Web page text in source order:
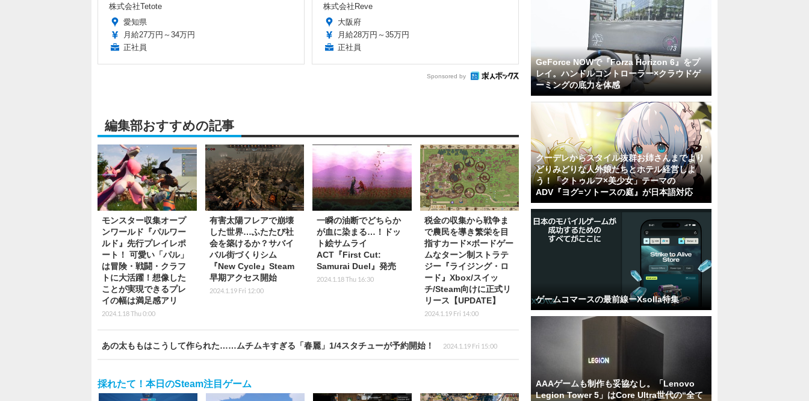
株式会社Tetote
愛知県
月給27万円～34万円
正社員
株式会社Reve
大阪府
月給28万円～35万円
正社員
Sponsored by
編集部おすすめの記事
モンスター収集オープ
ンワールド『パルワー
ルド』先行プレイレポ
ート！ 可愛い「パル」
は冒険・戦闘・クラフ
トに大活躍！想像した
ことが実現できるプレ
イの幅は満足感アリ
2024.1.18 Thu 0:00
有害太陽フレアで崩壊
した世界…ふたたび社
会を築けるか？サバイ
バル街づくりシム
『New Cycle』Steam
早期アクセス開始
2024.1.19 Fri 12:00
一瞬の油断でどちらか
が血に染まる…！ドッ
ト絵サムライ
ACT『First Cut:
Samurai Duel』発売
2024.1.18 Thu 16:30
税金の収集から戦争ま
で農民を導き繁栄を目
指すカード×ボードゲー
ムなターン制ストラテ
ジー『ライジング・ロ
ード』Xbox/スイッ
チ/Steam向けに正式リ
リース【UPDATE】
2024.1.19 Fri 14:00
あの太ももはこうして作られた……ムチムキすぎる「春麗」1/4スタチューが予約開始！ 2024.1.19 Fri 15:00
採れたて！本日のSteam注目ゲーム
GeForce NOWで『Forza Horizon 6』をプ
レイ。ハンドルコントローラー×クラウドゲ
ーミングの底力を体感
クーデレからスタイル抜群お姉さんまでより
どりみどりな人外娘たちとホテル経営しよ
う！「クトゥルフ×美少女」テーマの
ADV『ヨグ=ソトースの庭』が日本語対応
ゲームコマースの最前線ーXsolla特集
AAAゲームも制作も妥協なし。「Lenovo
Legion Tower 5」はCore Ultra世代の“全て